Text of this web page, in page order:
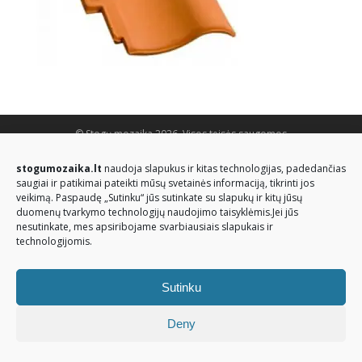
stogumozaika.lt naudoja slapukus ir kitas technologijas, padedančias
saugiai ir patikimai pateikti mūsų svetainės informaciją, tikrinti jos
veikimą. Paspaudę „Sutinku“ jūs sutinkate su slapukų ir kitų jūsų
duomenų tvarkymo technologijų naudojimo taisyklėmis.Jei jūs
nesutinkate, mes apsiribojame svarbiausiais slapukais ir
technologijomis.
Sutinku
Deny
© Stogų mozaika 2026. Visos teisės saugomos